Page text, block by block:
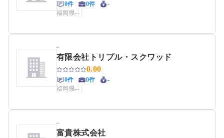
0件 0件
-
福岡県--
-
有限会社トリプル・スクワッド
0.00
0件 0件
-
福岡県--
-
富貴株式会社